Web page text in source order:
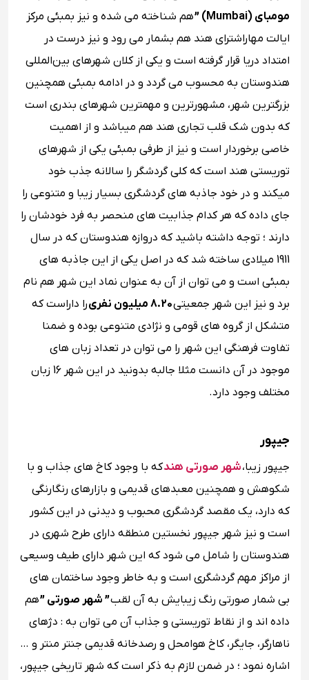
مومبای (Mumbai) ”
هم شناخته می‌ شده و نیز بمبئی مرکز
ایالت مهاراشترای هند هم بشمار می رود و نیز درست در
امتداد دریا قرار گرفته است و یکی از کلان شهرهای بین‌المللی
هندوستان به محسوب می گردد و در ادامه بمبئی همچنین
بزرگترین شهر، مشهورترین و مهمترین شهرهای بندری است
که بدون شک قلب تجاری هند هم میباشد و از اهمیت
خاصی برخوردار است و نیز از طرفی بمبئی یکی از شهرهای
توریستی هند است که کلی گردشگر را سالانه جذب خود
میکند و در خود جاذبه‌ های گردشگری بسیار زیبا و متنوعی را
جای داده که هر کدام جذابیت های منحصر به فرد خودشان را
دارند ؛ توجه داشته باشید که دروازه هندوستان که در سال
1911 میلادی ساخته شد که در اصل یکی از این جاذبه‌ های
بمبئی است و می ‌توان از آن به عنوان نماد این شهر هم نام
برد و نیز این شهر جمعیتی
را داراست که
متشکل از گروه ‌های قومی و نژادی متنوعی بوده و ضمنا
تفاوت فرهنگی این شهر را می ‌توان در تعداد زبان‌ های
موجود در آن دانست مثلا جالبه بدونید در این شهر 16 زبان
مختلف وجود دارد.
جیپور
جیپور زیبا،شهر صورتی هندکه با وجود کاخ‌ های جذاب و با
شکوهش و همچنین معبدهای قدیمی و بازارهای رنگارنگی
که دارد، یک مقصد گردشگری محبوب و دیدنی در این کشور
است و نیز شهر جیپور نخستین منطقه دارای طرح شهری در
هندوستان را شامل می شود که این شهر دارای طیف وسیعی
از مراکز مهم گردشگری است و به خاطر وجود ساختمان ‌های
بی شمار صورتی ‌رنگ زیبایش به آن لقب” شهر صورتی ”هم
داده اند و از نقاط توریستی و جذاب آن می توان به : دژهای
ناهارگر، جایگر، کاخ هوامحل و رصدخانه قدیمی جنتر منتر و …
اشاره نمود ؛ در ضمن لازم به ذکر است که شهر تاریخی جیپور،